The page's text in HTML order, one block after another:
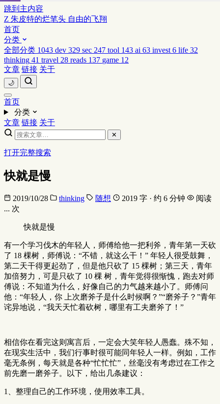
跳到主内容
Z 朱皮特的烂笔头 自由的飞翔
首页
分类
全部分类 1043 dev 329 sec 247 tool 143 ai 63 invest 6 life 32
thinking 41 travel 28 reads 137 game 12
文章 链接 关于
🌙
首页
分类
文章 链接 关于
✕
打开完整搜索
快就是慢
2019/10/28 thinking 随想 2019 字 · 约 6 分钟
阅读
... 次
快就是慢
有一个学习伐木的年轻人，师傅给他一把利斧，青年第一天砍
了 18 棵树，师傅说：“不错，就这么干！” 年轻人很受鼓舞，
第二天干得更起劲了，但是他只砍了 15 棵树；第三天，青年
加倍努力，可是只砍了 10 棵 树，青年觉得很惭愧，跑去对师
傅说：不知道为什么，好像自己的力气越来越小了。师傅问
他：“年轻人，你 上次磨斧子是什么时候啊？”“磨斧子？”青年
诧异地说，“我天天忙着砍树，哪里有工夫磨斧了！”
相信你在看完这则寓言后，一定会大笑年轻人愚蠢。殊不知，
在现实生活中，我们行事时很可能同年轻人一样。例如，工作
毫无条例，每天就是各种“忙忙忙”，丝毫没有考虑过在工作之
前先磨一磨斧子。以下，给出几条建议：
1、整理自己的工作环境，使用效率工具。